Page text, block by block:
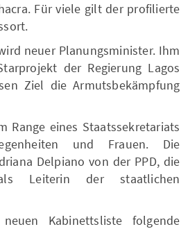
Für viele gilt der profilierte
neuer Planungsminister. Ihm
der Regierung Lagos
Ziel die Armutsbekämpfung
Range eines Staatssekretariats
und Frauen. Die
Delpiano von der PPD, die
Leiterin der staatlichen
Kabinettsliste folgende